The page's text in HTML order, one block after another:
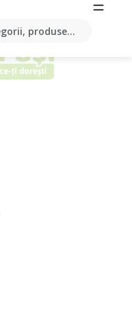
produse...